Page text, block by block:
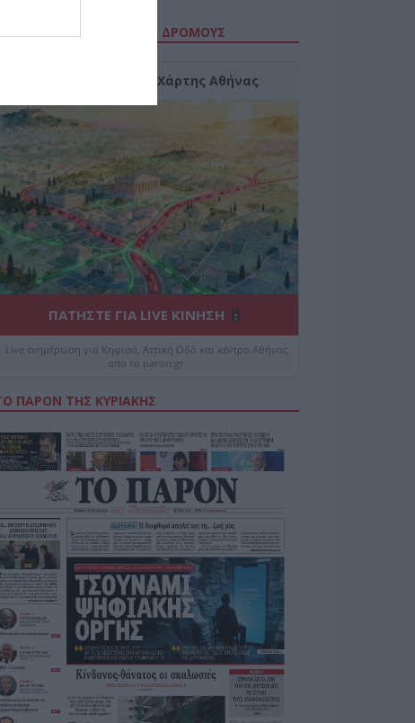
ΔΕΙΤΕ ΤΗΝ ΚΙΝΗΣΗ ΣΤΟΥΣ ΔΡΌΜΟΥΣ
Κίνηση Τώρα: Live Χάρτης Αθήνας
ΠΑΤΗΣΤΕ ΓΙΑ LIVE ΚΙΝΗΣΗ
Live ενημέρωση για Κηφισό, Αττική Οδό και κέντρο Αθήνας
από το paron.gr
ΠΑΡΟΝ ΤΗΣ ΚΥΡΙΑΚΗΣ